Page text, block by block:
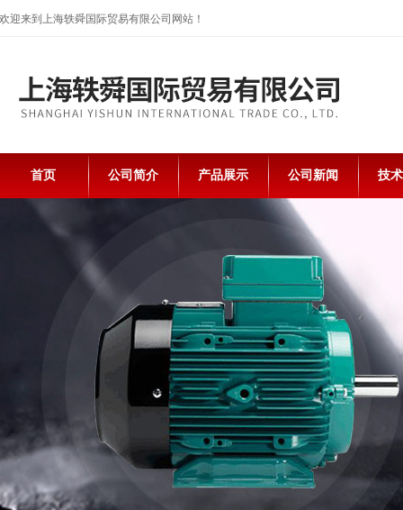
欢迎来到上海轶舜国际贸易有限公司网站！
首页 公司简介 产品展示 公司新闻 技